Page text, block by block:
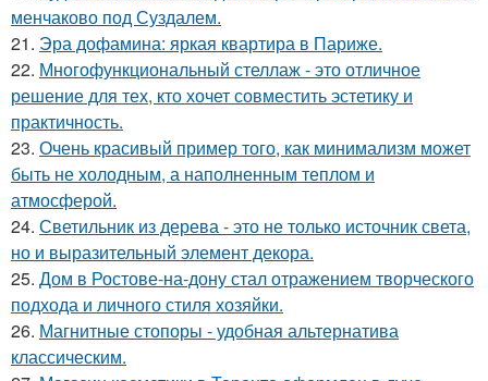
менчаково под Суздалем.
21. Эра дофамина: яркая квартира в Париже.
22. Многофункциональный стеллаж - это отличное
решение для тех, кто хочет совместить эстетику и
практичность.
23. Очень красивый пример того, как минимализм может
быть не холодным, а наполненным теплом и
атмосферой.
24. Светильник из дерева - это не только источник света,
но и выразительный элемент декора.
25. Дом в Ростове-на-дону стал отражением творческого
подхода и личного стиля хозяйки.
26. Магнитные стопоры - удобная альтернатива
классическим.